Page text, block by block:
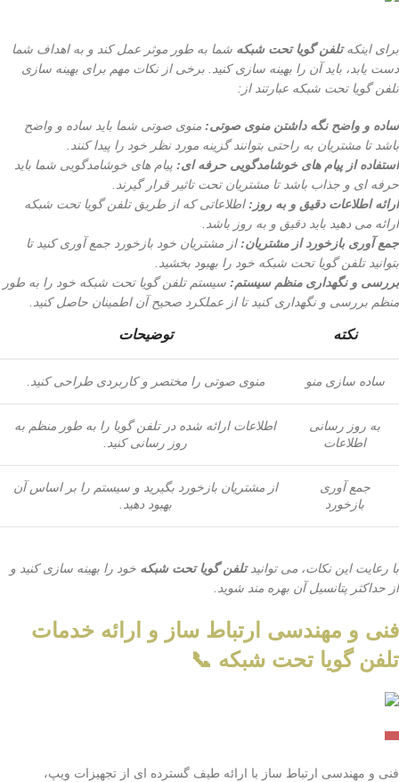
برای اینکهتلفن گویا تحت شبکه شما به طور موثر عمل کند و به اهداف شما
دست یابد، باید آن را بهینه سازی کنید. برخی از نکات مهم برای بهینه سازی
تلفن گویا تحت شبکه عبارتند از:
ساده و واضح نگه داشتن منوی صوتی: منوی صوتی شما باید ساده و واضح
باشد تا مشتریان به راحتی بتوانند گزینه مورد نظر خود را پیدا کنند.
استفاده از پیام های خوشامدگویی حرفه ای: پیام های خوشامدگویی شما باید
حرفه ای و جذاب باشد تا مشتریان تحت تاثیر قرار گیرند.
ارائه اطلاعات دقیق و به روز:اطلاعاتی که از طریق تلفن گویا تحت شبکه
ارائه می دهید باید دقیق و به روز باشد.
جمع آوری بازخورد از مشتریان:از مشتریان خود بازخورد جمع آوری کنید تا
بتوانید تلفن گویا تحت شبکه خود را بهبود بخشید.
بررسی و نگهداری منظم سیستم: سیستم تلفن گویا تحت شبکه خود را به طور
منظم بررسی و نگهداری کنید تا از عملکرد صحیح آن اطمینان حاصل کنید.
نکته توضیحات
ساده سازی منو منوی صوتی را مختصر و کاربردی طراحی کنید.
به روز رسانی
اطلاعات
اطلاعات ارائه شده در تلفن گویا را به طور منظم به
روز رسانی کنید.
جمع آوری
بازخورد
از مشتریان بازخورد بگیرید و سیستم را بر اساس آن
بهبود دهید.
با رعایت این نکات، می توانیدتلفن گویا تحت شبکه خود را بهینه سازی کنید و
از حداکثر پتانسیل آن بهره مند شوید.
فنی و مهندسی ارتباط ساز و ارائه خدمات
تلفن گویا تحت شبکه 📞
فنی و مهندسی ارتباط ساز با ارائه طیف گسترده ای از تجهیزات ویپ،